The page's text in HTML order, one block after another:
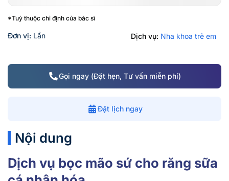
*Tuỳ thuộc chỉ định của bác sĩ
Đơn vị: Lần Dịch vụ: Nha khoa trẻ em
Gọi ngay (Đặt hẹn, Tư vấn miễn phí)
Đặt lịch ngay
Nội dung
Dịch vụ bọc mão sứ cho răng sữa